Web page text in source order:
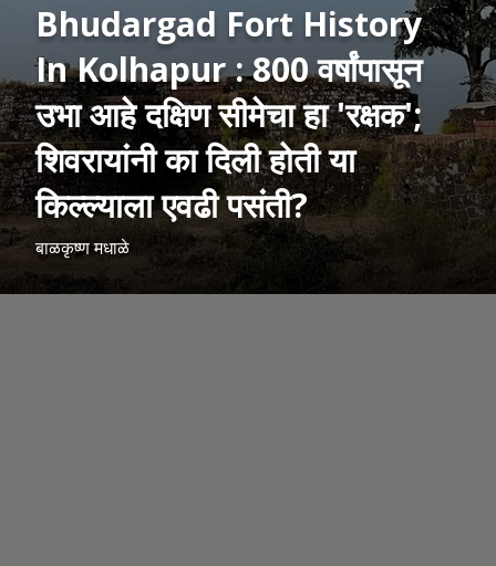
Bhudargad Fort History
In Kolhapur : 800 वर्षांपासून
उभा आहे दक्षिण सीमेचा हा 'रक्षक';
शिवरायांनी का दिली होती या
किल्ल्याला एवढी पसंती?
बाळकृष्ण मधाळे